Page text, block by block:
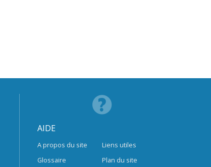
AIDE
A propos du site
Glossaire
Liens utiles
Plan du site